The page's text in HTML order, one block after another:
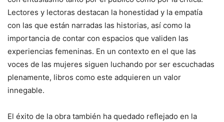
Lectores y lectoras destacan la honestidad y la empatía
con las que están narradas las historias, así como la
importancia de contar con espacios que validen las
experiencias femeninas. En un contexto en el que las
voces de las mujeres siguen luchando por ser escuchadas
plenamente, libros como este adquieren un valor
innegable.
El éxito de la obra también ha quedado reflejado en la